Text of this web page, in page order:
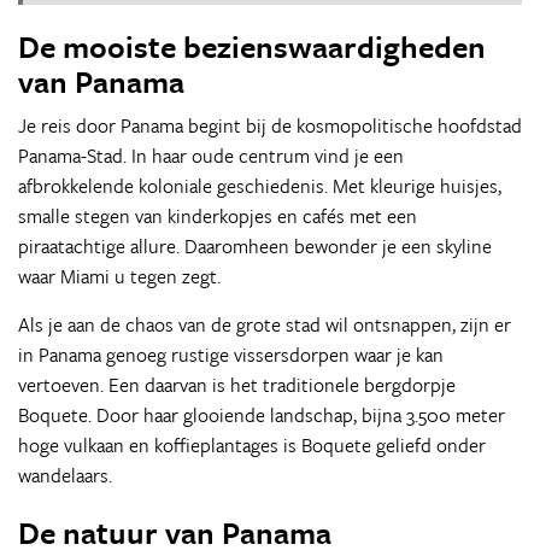
De mooiste bezienswaardigheden
van Panama
Je reis door Panama begint bij de kosmopolitische hoofdstad
Panama-Stad. In haar oude centrum vind je een
afbrokkelende koloniale geschiedenis. Met kleurige huisjes,
smalle stegen van kinderkopjes en cafés met een
piraatachtige allure. Daaromheen bewonder je een skyline
waar Miami u tegen zegt.
Als je aan de chaos van de grote stad wil ontsnappen, zijn er
in Panama genoeg rustige vissersdorpen waar je kan
vertoeven. Een daarvan is het traditionele bergdorpje
Boquete. Door haar glooiende landschap, bijna 3.500 meter
hoge vulkaan en koffieplantages is Boquete geliefd onder
wandelaars.
De natuur van Panama